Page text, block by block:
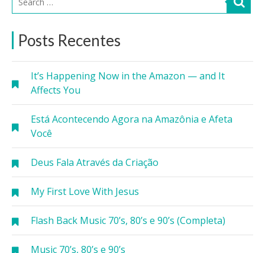
Posts Recentes
It’s Happening Now in the Amazon — and It
Affects You
Está Acontecendo Agora na Amazônia e Afeta
Você
Deus Fala Através da Criação
My First Love With Jesus
Flash Back Music 70’s, 80’s e 90’s (Completa)
Music 70’s, 80’s e 90’s